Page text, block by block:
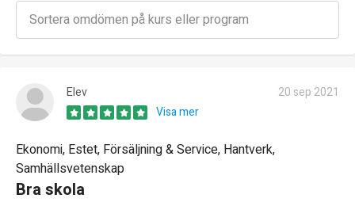
Elev
20 sep 2021
Visa mer
Ekonomi, Estet, Försäljning & Service, Hantverk,
Samhällsvetenskap
Bra skola